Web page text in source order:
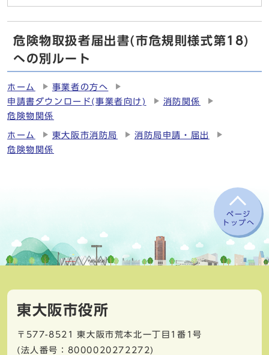
危険物取扱者届出書(市危規則様式第18)
への別ルート
ホーム
事業者の方へ
申請書ダウンロード(事業者向け)
消防関係
危険物関係
ホーム 東大阪市消防局
消防局申請・届出
危険物関係
ページ
トップへ
東大阪市役所
〒577-8521
東大阪市荒本北一丁目1番1号
(法人番号：8000020272272)